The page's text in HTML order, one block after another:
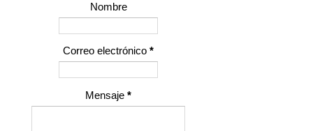
Nombre
Correo electrónico *
Mensaje *